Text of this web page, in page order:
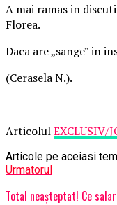
A mai ramas in
Florea.
Daca are „sange” in
(Cerasela N.).
ArticolulEXCLUSIV/
Articole pe aceiasi
Urmatorul
Total neașteptat! Ce